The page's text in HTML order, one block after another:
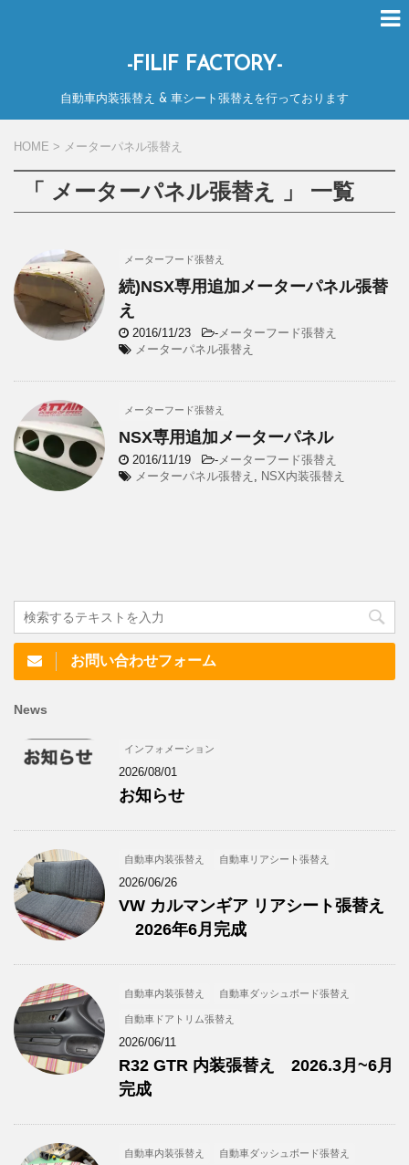
-FILIF FACTORY-
自動車内装張替え & 車シート張替えを行っております
HOME > メーターパネル張替え
「 メーターパネル張替え 」 一覧
メーターフード張替え
続)NSX専用追加メーターパネル張替
え
2016/11/23 -メーターフード張替え
メーターパネル張替え
メーターフード張替え
NSX専用追加メーターパネル
2016/11/19 -メーターフード張替え
メーターパネル張替え , NSX内装張替え
お問い合わせフォーム
News
インフォメーション
2026/08/01
お知らせ
自動車内装張替え 自動車リアシート張替え
2026/06/26
VW カルマンギア リアシート張替え
2026年6月完成
自動車内装張替え 自動車ダッシュボード張替え
自動車ドアトリム張替え
2026/06/11
R32 GTR 内装張替え 2026.3月~6月
完成
自動車内装張替え 自動車ダッシュボード張替え